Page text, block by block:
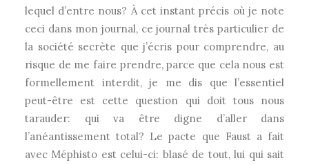
lequel d’entre nous? À cet instant précis où je note
ceci dans mon journal, ce journal très particulier de
la société secrète que j’écris pour comprendre, au
risque de me faire prendre, parce que cela nous est
formellement interdit, je me dis que l’essentiel
peut-être est cette question qui doit tous nous
tarauder: qui va être digne d’aller dans
l’anéantissement total? Le pacte que Faust a fait
avec Méphisto est celui-ci: blasé de tout, lui qui sait